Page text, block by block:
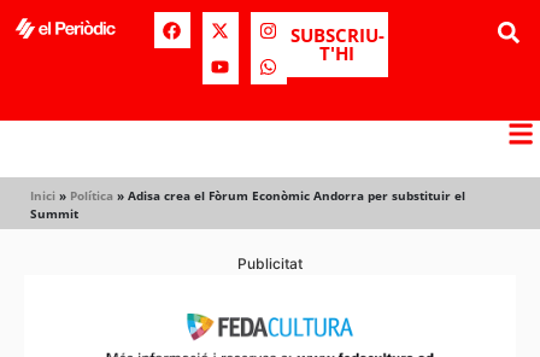
SUBSCRIU-
T'HI
Inici » Política » Adisa crea el Fòrum Econòmic Andorra per substituir el
Summit
Publicitat